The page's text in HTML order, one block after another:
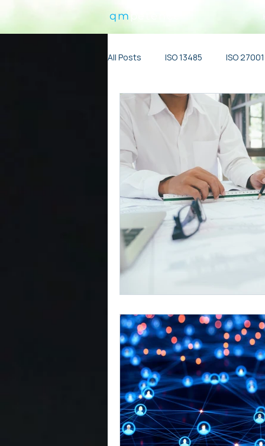
qm
All Posts ISO 13485 ISO 27001
Участие в тендерах ISO
ISO Казахстан
ИИ/AI/ML/GenAI ISO 45001